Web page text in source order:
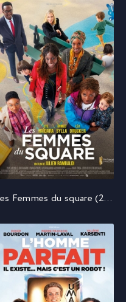
Les Femmes du square (2022)